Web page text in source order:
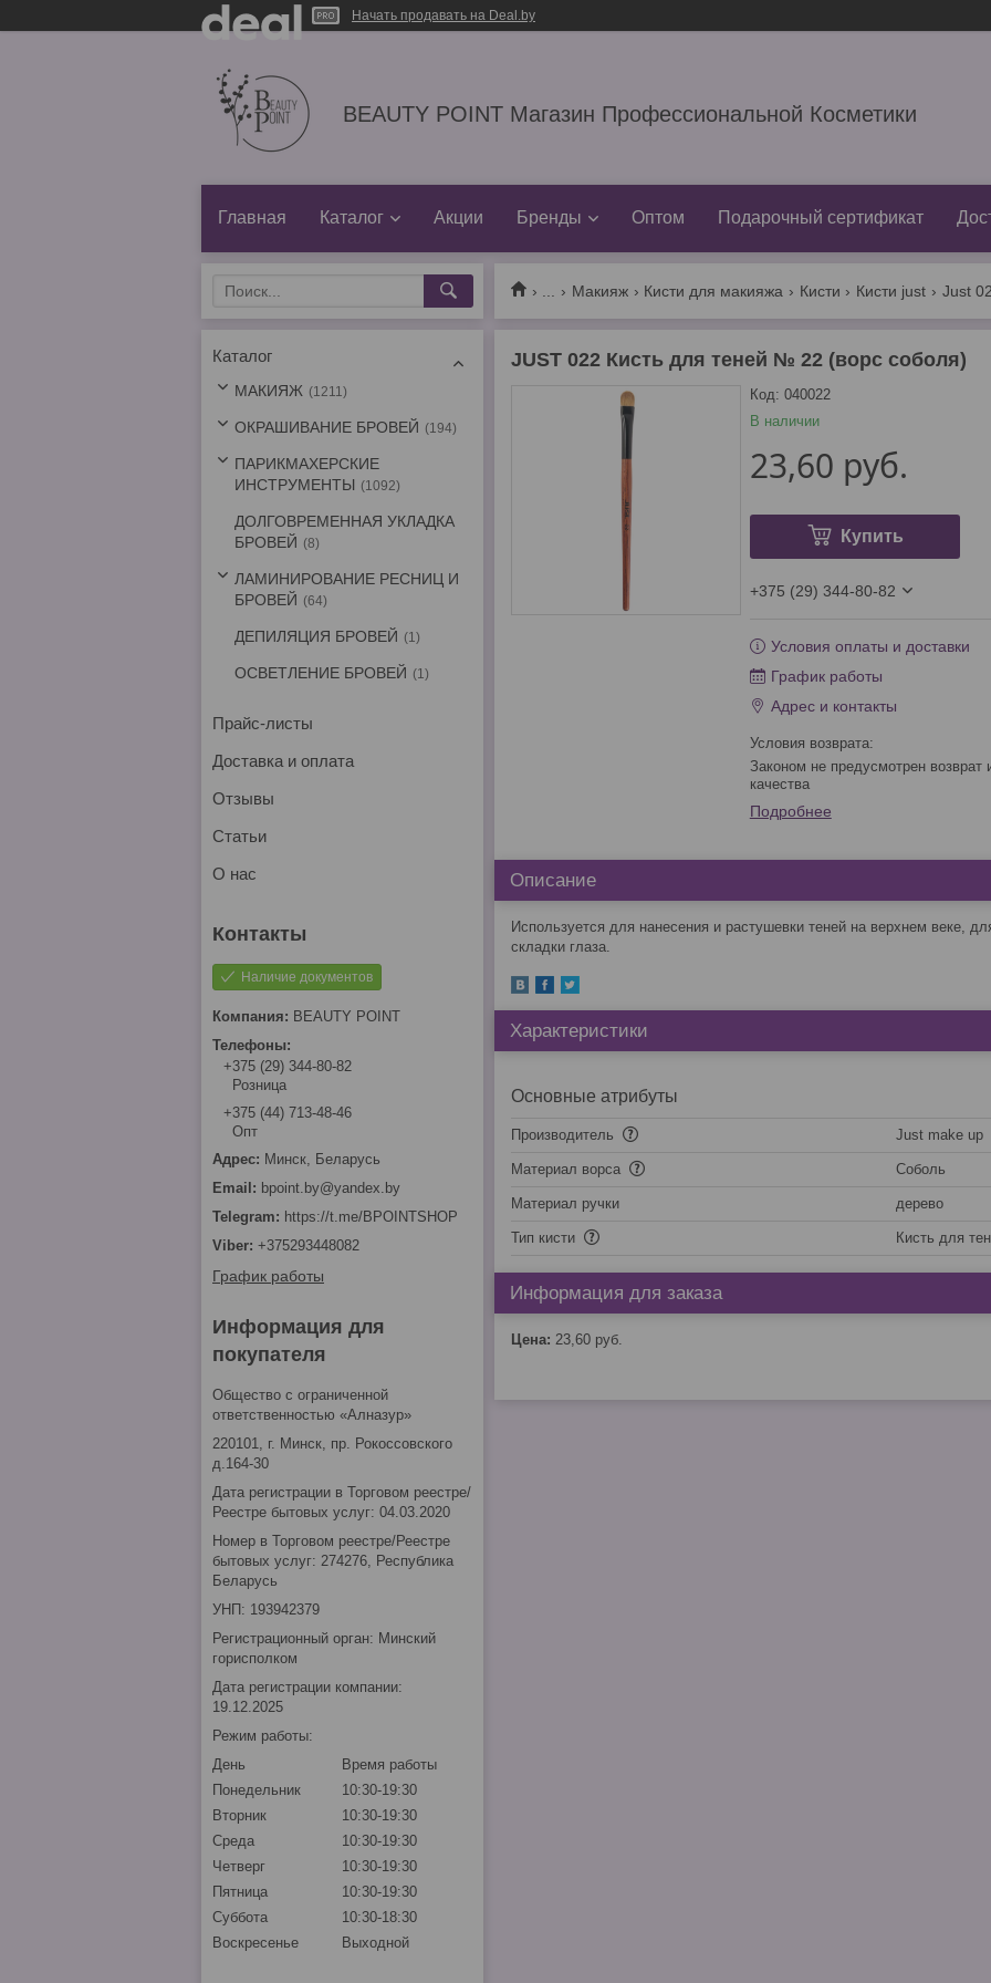
Начать продавать на Deal.by
BEAUTY POINT Магазин Профессиональной Косметики
Главная Каталог Акции Бренды Оптом Подарочный сертификат
Макияж Кисти для макияжа Кисти Кисти just Just
JUST 022 Кисть для теней № 22 (ворс соболя)
В наличии
Код: 040022
23,60 руб.
Купить
+375 (29) 344-80-82
Условия оплаты и доставки
График работы
Адрес и контакты
Законом не предусмотрен возврат и обмен данного товара надлежащего
качества
Подробнее
Описание
Используется для нанесения и растушевки теней на верхнем веке,
складки глаза.
Характеристики
Основные атрибуты
Производитель Just make up
Материал ворса Соболь
Материал ручки дерево
Тип кисти Кисть для
Информация для заказа
Цена: 23,60 руб.
Каталог
МАКИЯЖ 1211
ОКРАШИВАНИЕ БРОВЕЙ 194
ПАРИКМАХЕРСКИЕ
ИНСТРУМЕНТЫ
1092
ДОЛГОВРЕМЕННАЯ УКЛАДКА
БРОВЕЙ
8
ЛАМИНИРОВАНИЕ РЕСНИЦ И
БРОВЕЙ
64
ДЕПИЛЯЦИЯ БРОВЕЙ 1
ОСВЕТЛЕНИЕ БРОВЕЙ 1
Прайс-листы
Доставка и оплата
Отзывы
Статьи
О нас
Наличие документов
BEAUTY POINT
+375 (29) 344-80-82
Розница
+375 (44) 713-48-46
Опт
Минск, Беларусь
bpoint.by@yandex.by
https://t.me/BPOINTSHOP
+375293448082
График работы
Информация для
покупателя
Общество с ограниченной
ответственностью «Алназур»
220101, г. Минск, пр. Рокоссовского
д.164-30
Дата регистрации в Торговом реестре/
Реестре бытовых услуг: 04.03.2020
Номер в Торговом реестре/Реестре
бытовых услуг: 274276, Республика
Беларусь
УНП: 193942379
Регистрационный орган: Минский
горисполком
Дата регистрации компании:
19.12.2025
Режим работы:
День
Время работы
Понедельник
10:30-19:30
Вторник
10:30-19:30
Среда
10:30-19:30
Четверг
10:30-19:30
Пятница
10:30-19:30
Суббота
10:30-18:30
Воскресенье
Выходной